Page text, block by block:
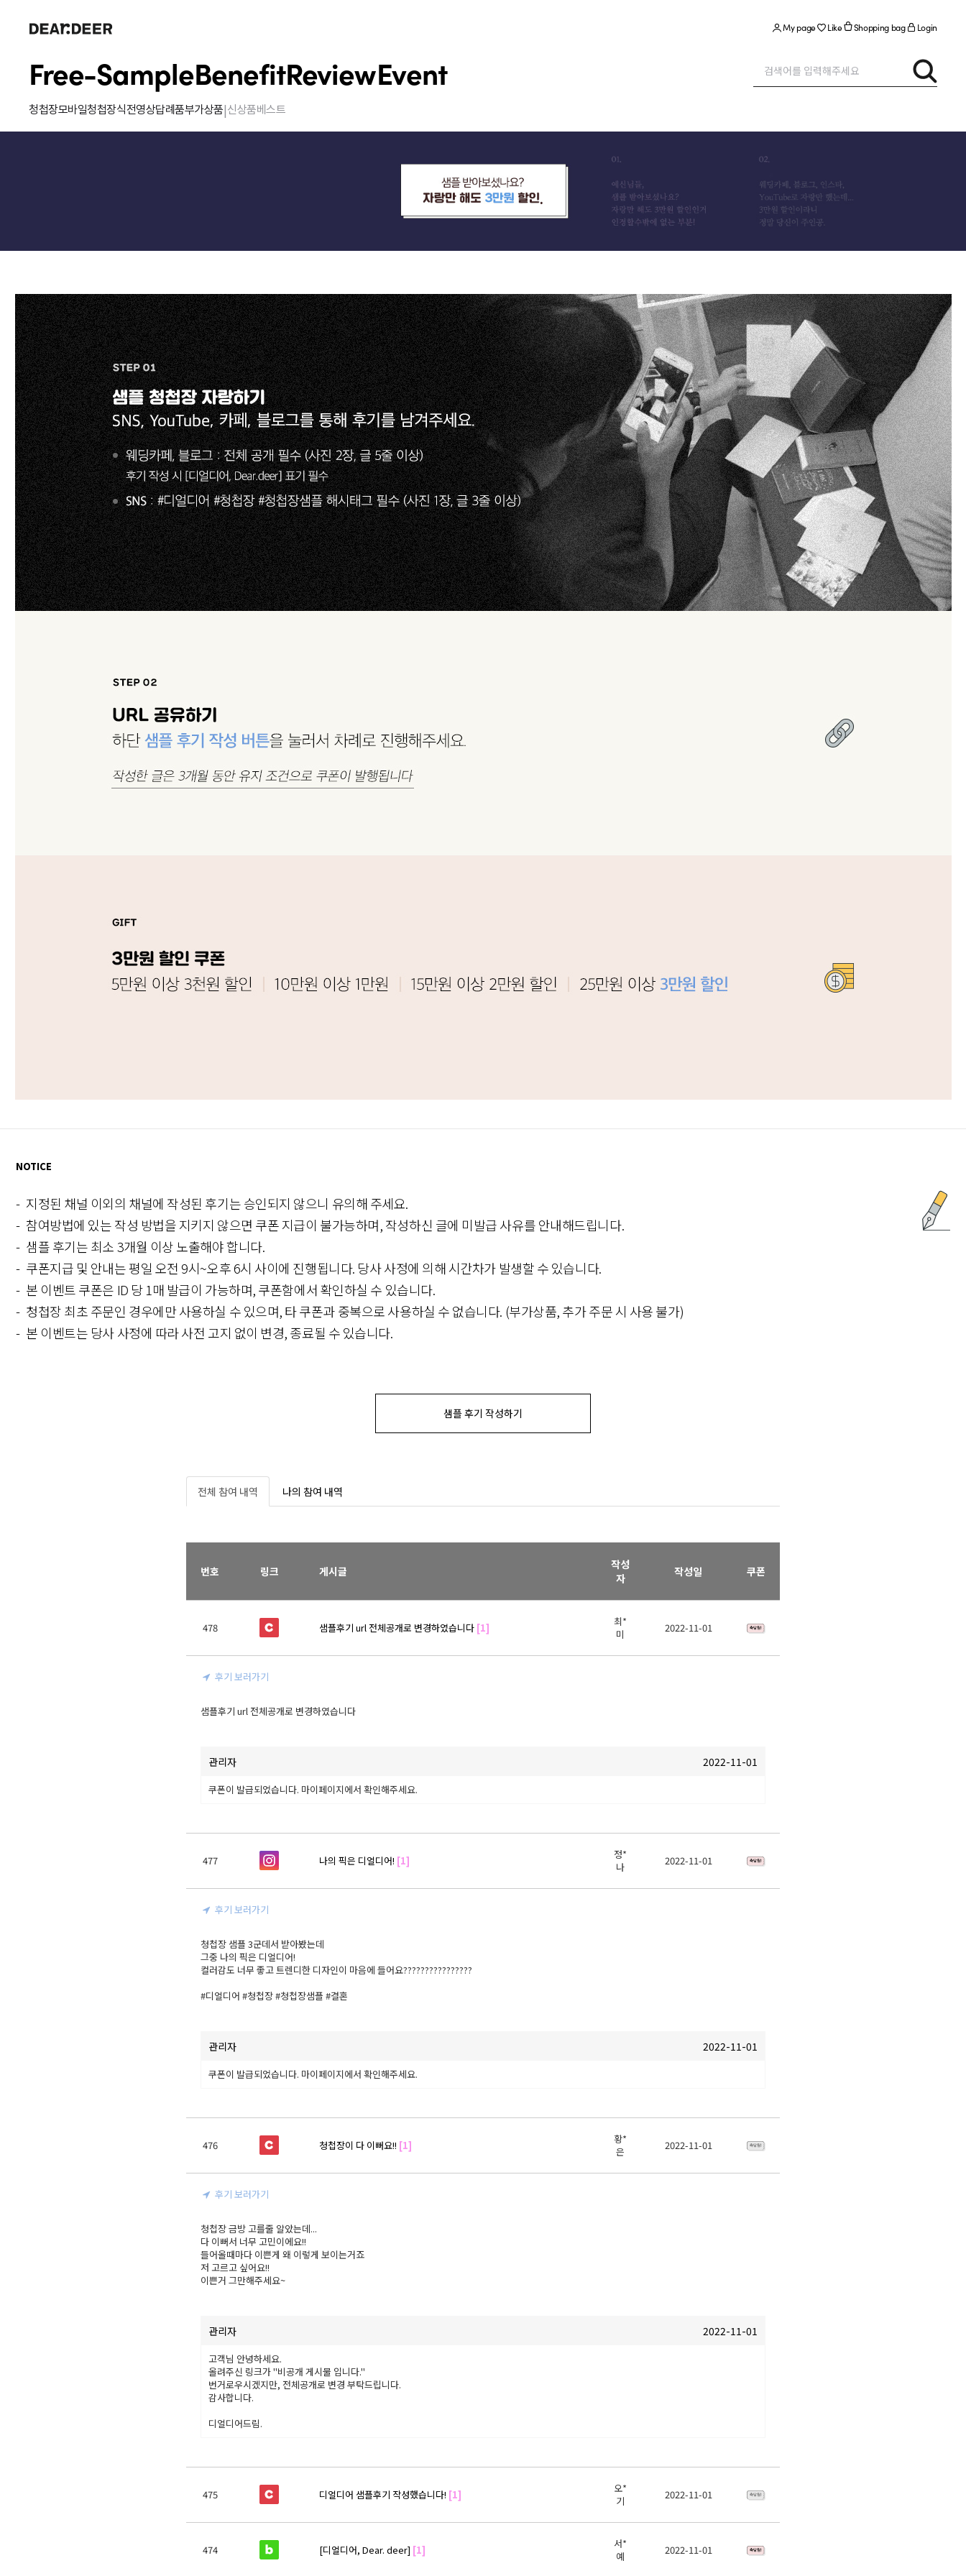
My page Like Shopping bag Login
Free-SampleBenefitReviewEvent
청첩장모바일청첩장식전영상답례품부가상품|신상품베스트
NOTICE
지정된 채널 이외의 채널에 작성된 후기는 승인되지 않으니 유의해 주세요.
참여방법에 있는 작성 방법을 지키지 않으면 쿠폰 지급이 불가능하며, 작성하신 글에 미발급 사유를 안내해드립니다.
샘플 후기는 최소 3개월 이상 노출해야 합니다.
쿠폰지급 및 안내는 평일 오전 9시~오후 6시 사이에 진행됩니다. 당사 사정에 의해 시간차가 발생할 수 있습니다.
본 이벤트 쿠폰은 ID 당 1매 발급이 가능하며, 쿠폰함에서 확인하실 수 있습니다.
청첩장 최초 주문인 경우에만 사용하실 수 있으며, 타 쿠폰과 중복으로 사용하실 수 없습니다. (부가상품, 추가 주문 시 사용 불가)
본 이벤트는 당사 사정에 따라 사전 고지 없이 변경, 종료될 수 있습니다.
샘플 후기 작성하기
전체 참여 내역 나의 참여 내역
번호 링크 게시글
작성
자
작성일 쿠폰
478 샘플후기 url 전체공개로 변경하였습니다 [1]
최*
미
2022-11-01
후기 보러가기
샘플후기 url 전체공개로 변경하였습니다
관리자 2022-11-01
쿠폰이 발급되었습니다. 마이페이지에서 확인해주세요.
477 나의 픽은 디얼디어! [1]
정*
나
2022-11-01
후기 보러가기
청첩장 샘플 3군데서 받아봤는데
그중 나의 픽은 디얼디어!
컬러감도 너무 좋고 트렌디한 디자인이 마음에 들어요????????????????
#디얼디어 #청첩장 #청첩장샘플 #결혼
관리자 2022-11-01
쿠폰이 발급되었습니다. 마이페이지에서 확인해주세요.
476 청첩장이 다 이뻐요!! [1]
황*
은
2022-11-01
후기 보러가기
청첩장 금방 고를줄 알았는데...
다 이뻐서 너무 고민이에요!!
들어올때마다 이쁜게 왜 이렇게 보이는거죠
저 고르고 싶어요!!
이쁜거 그만해주세요~
관리자 2022-11-01
고객님 안녕하세요.
올려주신 링크가 "비공개 게시물 입니다."
번거로우시겠지만, 전체공개로 변경 부탁드립니다.
감사합니다.
디얼디어드림.
475 디얼디어 샘플후기 작성했습니다! [1]
오*
기
2022-11-01
474 [디얼디어, Dear. deer] [1]
서*
예
2022-11-01